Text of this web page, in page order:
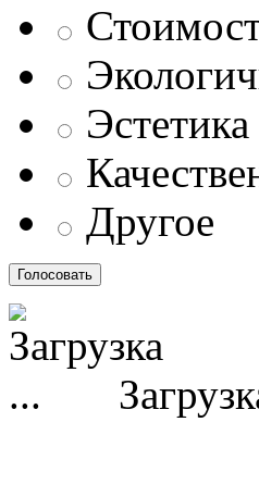
Другое